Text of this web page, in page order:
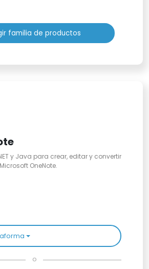
familia de productos
y Java para crear, editar y convertir
OneNote.
o